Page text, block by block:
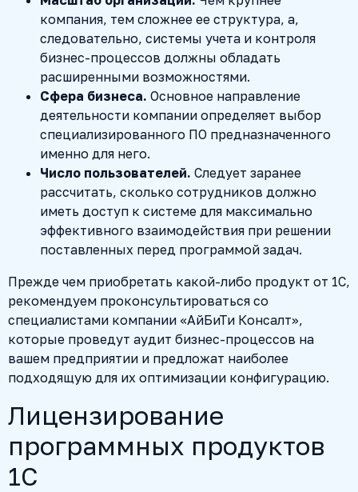
компания, тем сложнее ее структура, а,
следовательно, системы учета и контроля
бизнес-процессов должны обладать
расширенными возможностями.
Сфера бизнеса. Основное направление
деятельности компании определяет выбор
специализированного ПО предназначенного
именно для него.
Число пользователей. Следует заранее
рассчитать, сколько сотрудников должно
иметь доступ к системе для максимально
эффективного взаимодействия при решении
поставленных перед программой задач.
Прежде чем приобретать какой-либо продукт от 1С,
рекомендуем проконсультироваться со
специалистами компании «АйБиТи Консалт»,
которые проведут аудит бизнес-процессов на
вашем предприятии и предложат наиболее
подходящую для их оптимизации конфигурацию.
Лицензирование
программных продуктов
1С